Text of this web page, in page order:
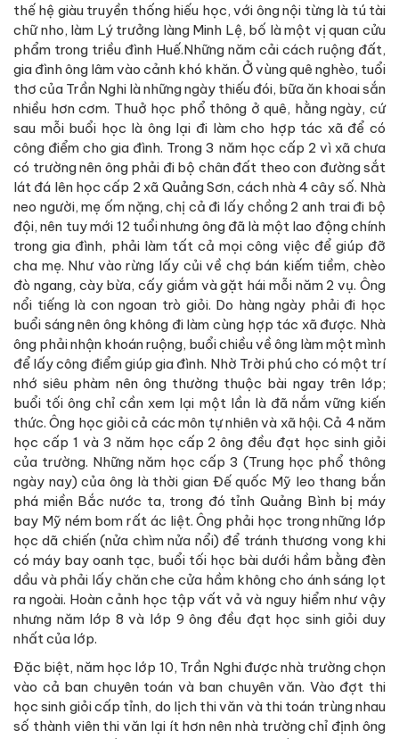
thế hệ giàu truyền thống hiếu học, với ông nội từng là tú tài
chữ nho, làm Lý trưởng làng Minh Lệ, bố là một vị quan cửu
phẩm trong triều đình Huế.Những năm cải cách ruộng đất,
gia đình ông lâm vào cảnh khó khăn. Ở vùng quê nghèo, tuổi
thơ của Trần Nghi là những ngày thiếu đói, bữa ăn khoai sắn
nhiều hơn cơm. Thuở học phổ thông ở quê, hằng ngày, cứ
sau mỗi buổi học là ông lại đi làm cho hợp tác xã để có
công điểm cho gia đình. Trong 3 năm học cấp 2 vì xã chưa
có trường nên ông phải đi bộ chân đất theo con đường sắt
lát đá lên học cấp 2 xã Quảng Sơn, cách nhà 4 cây số. Nhà
neo người, mẹ ốm nặng, chị cả đi lấy chồng 2 anh trai đi bộ
đội, nên tuy mới 12 tuổi nhưng ông đã là một lao động chính
trong gia đình, phải làm tất cả mọi công việc để giúp đỡ
cha mẹ. Như vào rừng lấy củi về chợ bán kiếm tiềm, chèo
đò ngang, cày bừa, cấy giắm và gặt hái mỗi năm 2 vụ. Ông
nổi tiếng là con ngoan trò giỏi. Do hàng ngày phải đi học
buổi sáng nên ông không đi làm cùng hợp tác xã được. Nhà
ông phải nhận khoán ruộng, buổi chiều về ông làm một mình
để lấy công điểm giúp gia đình. Nhờ Trời phú cho có một trí
nhớ siêu phàm nên ông thường thuộc bài ngay trên lớp;
buổi tối ông chỉ cần xem lại một lần là đã nắm vững kiến
thức. Ông học giỏi cả các môn tự nhiên và xã hội. Cả 4 năm
học cấp 1 và 3 năm học cấp 2 ông đều đạt học sinh giỏi
của trường. Những năm học cấp 3 (Trung học phổ thông
ngày nay) của ông là thời gian Đế quốc Mỹ leo thang bắn
phá miền Bắc nước ta, trong đó tỉnh Quảng Bình bị máy
bay Mỹ ném bom rất ác liệt. Ông phải học trong những lớp
học dã chiến (nửa chìm nửa nổi) để tránh thương vong khi
có máy bay oanh tạc, buổi tối học bài dưới hầm bằng đèn
dầu và phải lấy chăn che cửa hầm không cho ánh sáng lọt
ra ngoài. Hoàn cảnh học tập vất vả và nguy hiểm như vậy
nhưng năm lớp 8 và lớp 9 ông đều đạt học sinh giỏi duy
nhất của lớp.
Đặc biệt, năm học lớp 10, Trần Nghi được nhà trường chọn
vào cả ban chuyên toán và ban chuyên văn. Vào đợt thi
học sinh giỏi cấp tỉnh, do lịch thi văn và thi toán trùng nhau
số thành viên thi văn lại ít hơn nên nhà trường chỉ định ông